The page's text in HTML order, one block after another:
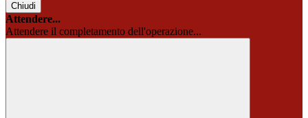
Chiudi
Attendere...
Attendere il completamento dell'operazione...